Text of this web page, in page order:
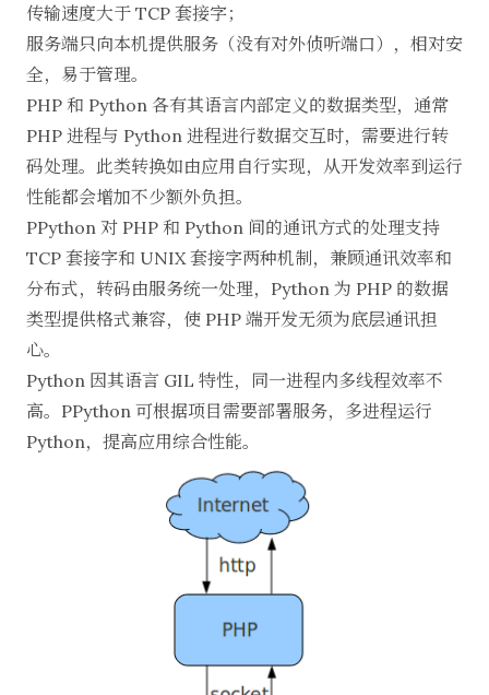
传输速度大于 TCP 套接字；
服务端只向本机提供服务（没有对外侦听端口），相对安
全，易于管理。
PHP 和 Python 各有其语言内部定义的数据类型，通常
PHP 进程与 Python 进程进行数据交互时，需要进行转
码处理。此类转换如由应用自行实现，从开发效率到运行
性能都会增加不少额外负担。
PPython 对 PHP 和 Python 间的通讯方式的处理支持
TCP 套接字和 UNIX 套接字两种机制，兼顾通讯效率和
分布式，转码由服务统一处理，Python 为 PHP 的数据
类型提供格式兼容，使 PHP 端开发无须为底层通讯担
心。
Python 因其语言 GIL 特性，同一进程内多线程效率不
高。PPython 可根据项目需要部署服务，多进程运行
Python，提高应用综合性能。